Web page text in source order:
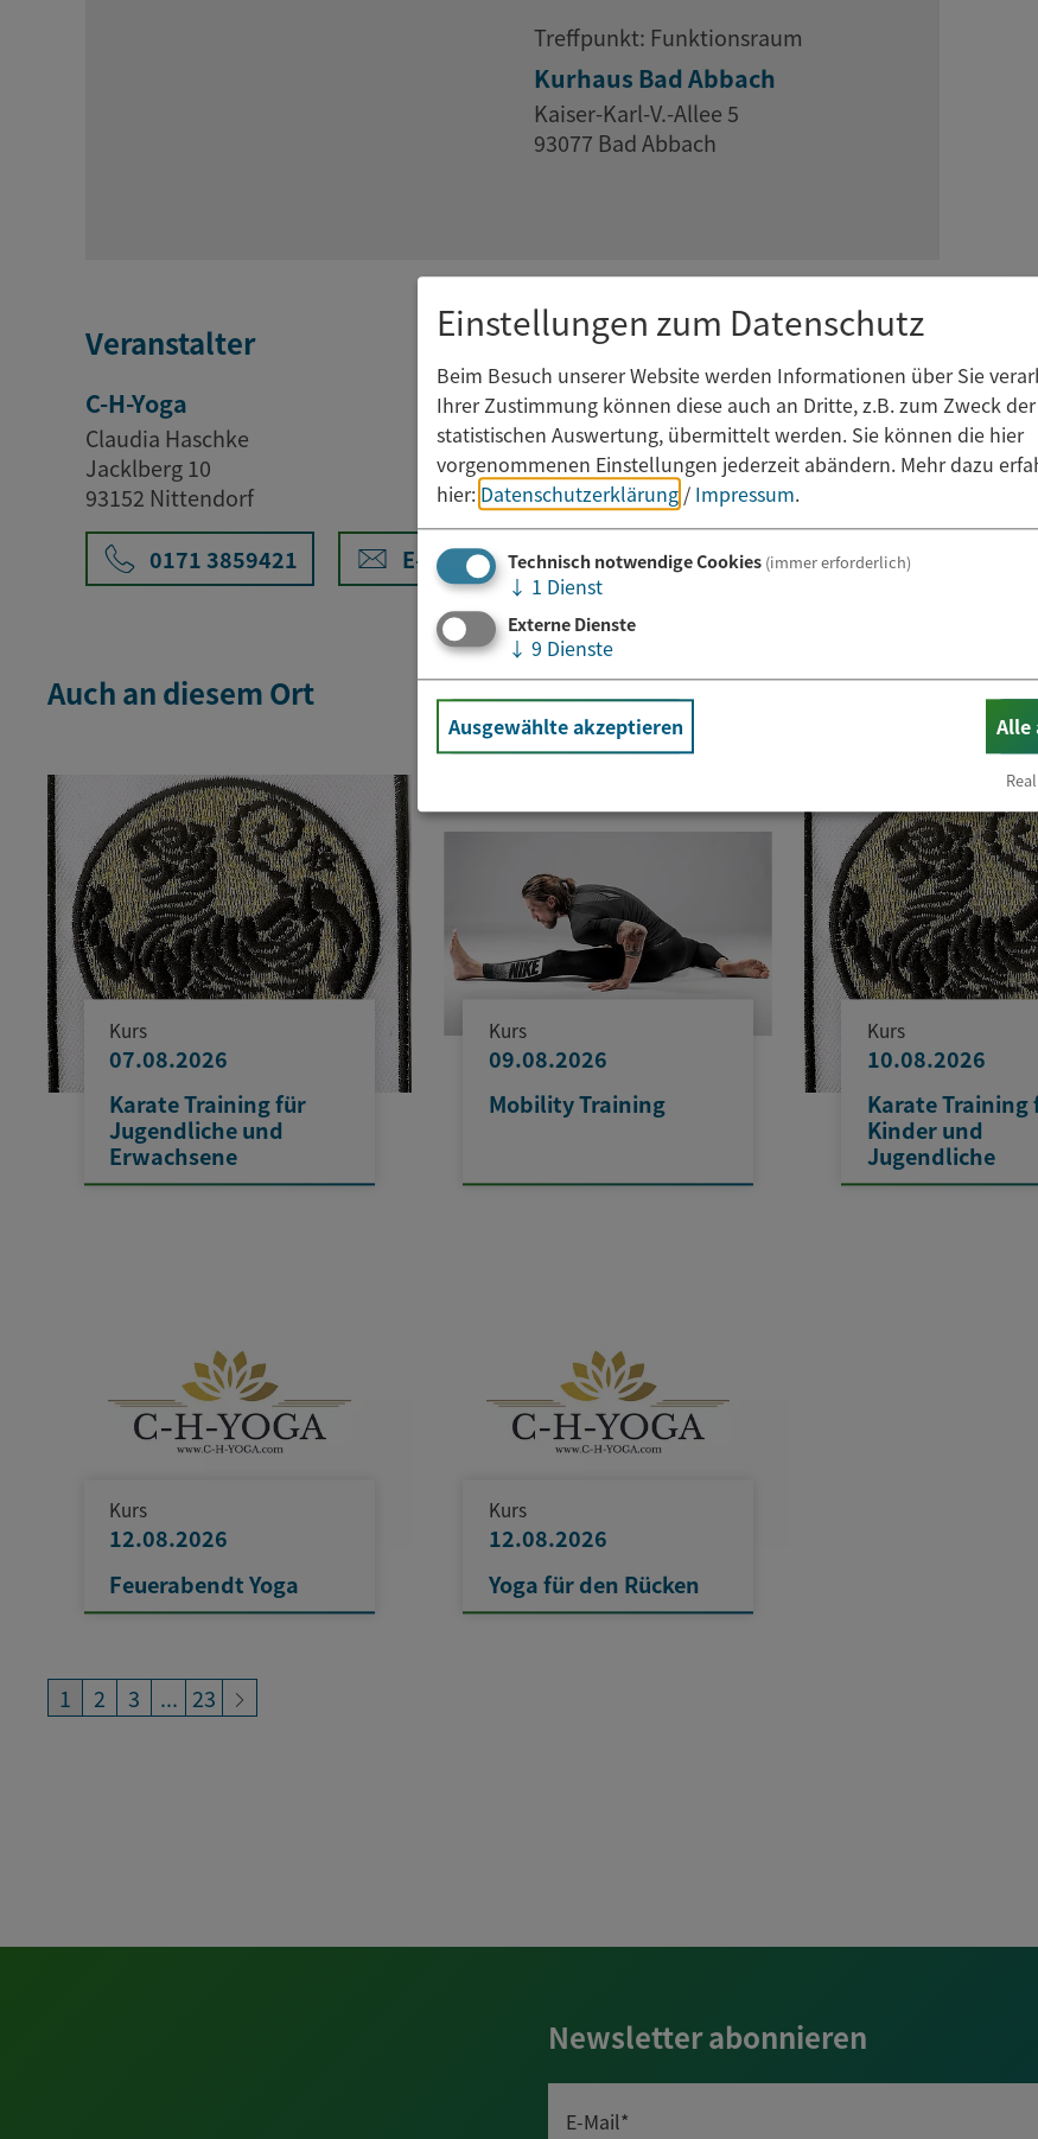
Treffpunkt: Funktionsraum
Kurhaus Bad Abbach
Kaiser-Karl-V.-Allee 5
93077 Bad Abbach
Veranstalter
C-H-Yoga
Claudia Haschke
Jacklberg 10
93152 Nittendorf
0171 3859421
E-Mail Website
Auch an diesem Ort
Kurs
07.08.2026
Karate Training für
Jugendliche und
Erwachsene
Kurs
09.08.2026
Mobility Training
Kurs
10.08.2026
Karate Training
Kinder und
Jugendliche
Kurs
12.08.2026
Feuerabendt Yoga
Kurs
12.08.2026
Yoga für den Rücken
1 2 3 ... 23
Newsletter abonnieren
E-Mail*
Einstellungen zum Datenschutz
Beim Besuch unserer Website werden Informationen über Sie
Ihrer Zustimmung können diese auch an Dritte, z.B. zum Zweck der
statistischen Auswertung, übermittelt werden. Sie können die hier
vorgenommenen Einstellungen jederzeit abändern. Mehr dazu
hier: Datenschutzerklärung / Impressum.
Technisch notwendige Cookies (immer erforderlich)
↓ 1 Dienst
Externe Dienste
↓ 9 Dienste
Ausgewählte akzeptieren Alle